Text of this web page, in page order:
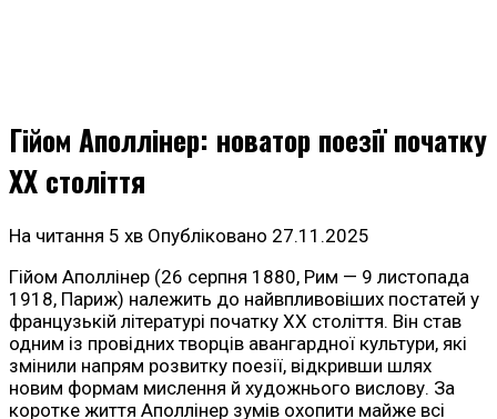
Гійом Аполлінер: новатор поезії початку
ХХ століття
На читання 5 хв Опубліковано 27.11.2025
Гійом Аполлінер (26 серпня 1880, Рим — 9 листопада
1918, Париж) належить до найвпливовіших постатей у
французькій літературі початку ХХ століття. Він став
одним із провідних творців авангардної культури, які
змінили напрям розвитку поезії, відкривши шлях
новим формам мислення й художнього вислову. За
коротке життя Аполлінер зумів охопити майже всі